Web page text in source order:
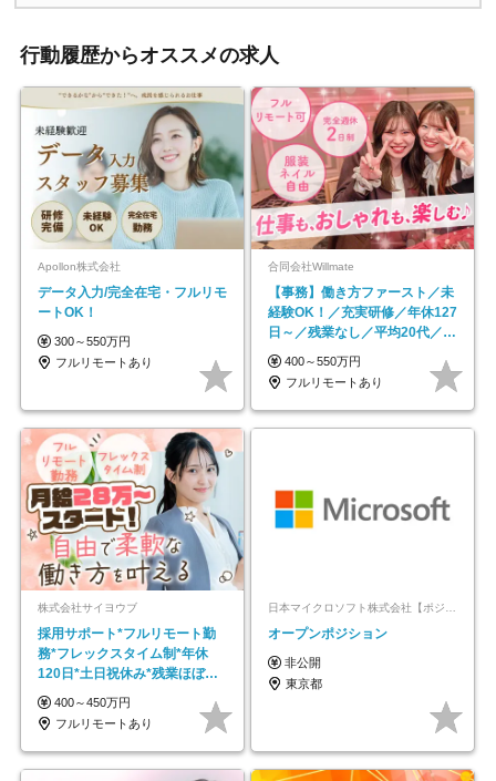
行動履歴からオススメの求人
Apollon株式会社
データ入力/完全在宅・フルリモ
ートOK！
300～550万円
フルリモートあり
合同会社Willmate
【事務】働き方ファースト／未
経験OK！／充実研修／年休127
日～／残業なし／平均20代／リ
モートOK
400～550万円
フルリモートあり
株式会社サイヨウブ
採用サポート*フルリモート勤
務*フレックスタイム制*年休
120日*土日祝休み*残業ほぼな
し*育児中社員8割以上
400～450万円
フルリモートあり
日本マイクロソフト株式会社【ポジションマッチ登録】
オープンポジション
非公開
東京都